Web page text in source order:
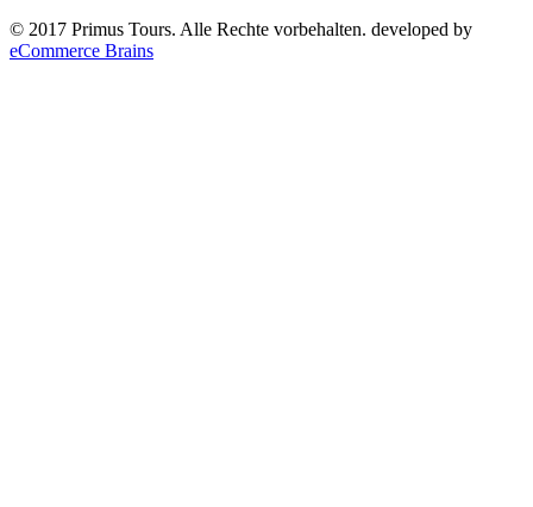
© 2017 Primus Tours. Alle Rechte vorbehalten. developed by
eCommerce Brains